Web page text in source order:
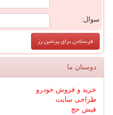
سوال:
دوستان ما
خرید و فروش خودرو
طراحی سایت
فیش حج